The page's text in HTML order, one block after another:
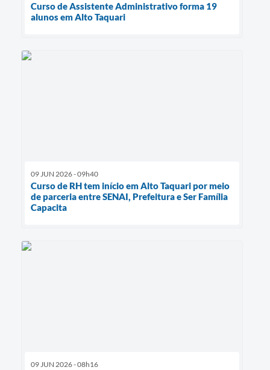
Curso de Assistente Administrativo forma 19
alunos em Alto Taquari
09 JUN 2026 - 09h40
Curso de RH tem início em Alto Taquari por meio
de parceria entre SENAI, Prefeitura e Ser Família
Capacita
09 JUN 2026 - 08h16